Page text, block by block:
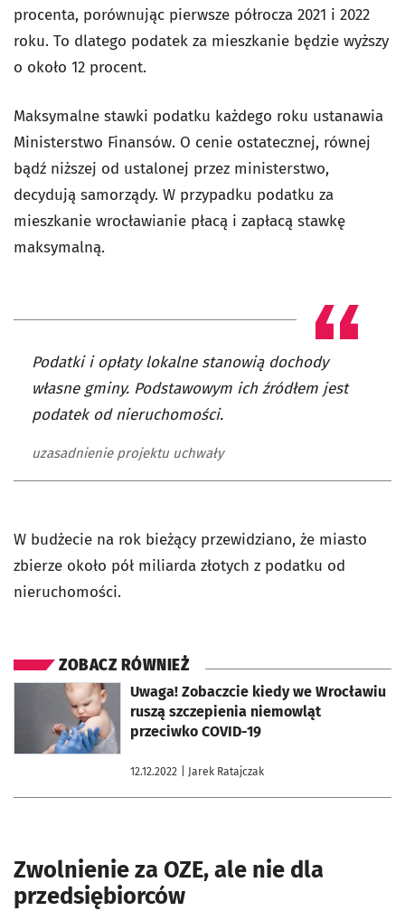
procenta, porównując pierwsze półrocza 2021 i 2022
roku. To dlatego podatek za mieszkanie będzie wyższy
o około 12 procent.
Maksymalne stawki podatku każdego roku ustanawia
Ministerstwo Finansów. O cenie ostatecznej, równej
bądź niższej od ustalonej przez ministerstwo,
decydują samorządy. W przypadku podatku za
mieszkanie wrocławianie płacą i zapłacą stawkę
maksymalną.
Podatki i opłaty lokalne stanowią dochody
własne gminy. Podstawowym ich źródłem jest
podatek od nieruchomości.
uzasadnienie projektu uchwały
W budżecie na rok bieżący przewidziano, że miasto
zbierze około pół miliarda złotych z podatku od
nieruchomości.
ZOBACZ RÓWNIEŻ
Uwaga! Zobaczcie kiedy we Wrocławiu
ruszą szczepienia niemowląt
przeciwko COVID-19
12.12.2022 | Jarek Ratajczak
otworzy się w nowej karcie
Zwolnienie za OZE, ale nie dla
przedsiębiorców